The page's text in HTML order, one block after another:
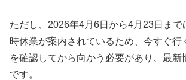
ただし、2026年4月6日から4月23日まで
時休業が案内されているため、今すぐ行
を確認してから向かう必要があり、最新
です。